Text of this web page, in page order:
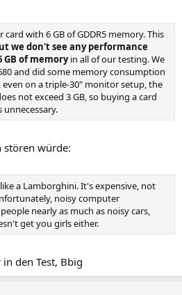
with 6 GB of GDDR5 memory. This
we don't see any performance
GB of memoryin all of our testing. We
and did some memory consumption
on a triple-30" monitor setup, the
not exceed 3 GB, so buying a card
unnecessary.
stören würde:
a Lamborghini. It's expensive, not
noisy computer
nearly as much as noisy cars,
get you girls either.
den Test, Bbig